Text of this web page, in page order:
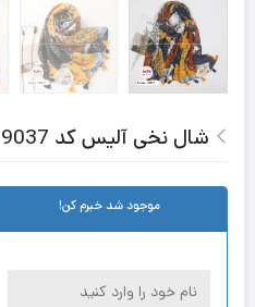
شال نخی آلیس کد 9037
موجود شد خبرم کن!